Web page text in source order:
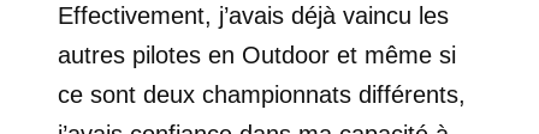
Effectivement, j’avais déjà vaincu les
autres pilotes en Outdoor et même si
ce sont deux championnats différents,